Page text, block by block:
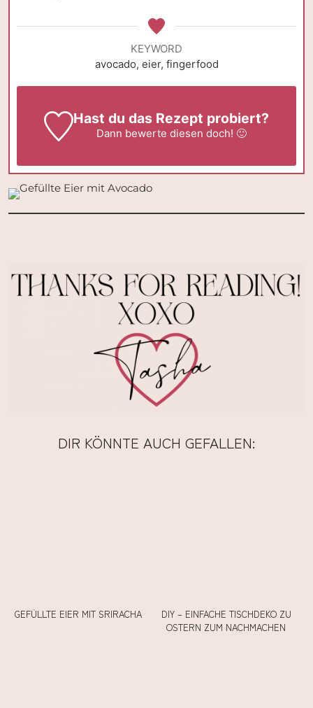
KEYWORD
avocado, eier, fingerfood
Hast du das Rezept probiert?
Dann bewerte diesen doch! 🙂
DIR KÖNNTE AUCH GEFALLEN:
GEFÜLLTE EIER MIT SRIRACHA
DIY – EINFACHE TISCHDEKO ZU
OSTERN ZUM NACHMACHEN